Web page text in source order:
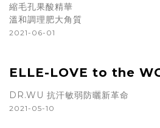
縮毛孔果酸精華
溫和調理肥大角質
2021-06-01
ELLE-LOVE to the
DR.WU 抗汗敏弱防曬新革命
2021-05-10